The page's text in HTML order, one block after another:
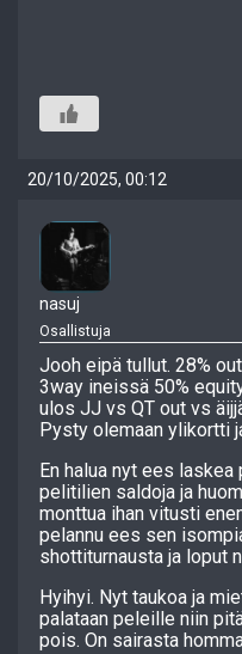
20/10/2025, 00:12
nasuj
Osallistuja
Jooh eipä tullut. 28%
3way ineissä 50%
ulos JJ vs QT out vs
Pysty olemaan ylikortti
En halua nyt ees
pelitilien saldoja ja
monttua ihan vitusti
pelannu ees sen
shottiturnausta ja loput
Hyihyi. Nyt taukoa ja
palataan peleille niin
pois. On sairasta